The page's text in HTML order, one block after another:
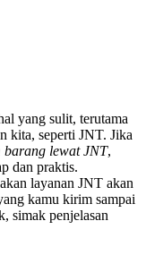
yang sulit, terutama
kita, seperti JNT. Jika
lewat JNT,
dan praktis.
layanan JNT akan
kamu kirim sampai
simak penjelasan